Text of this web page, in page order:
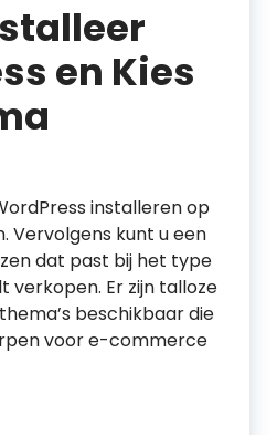
en Kies
installeren op
Vervolgens kunt u een
dat past bij het type
verkopen. Er zijn talloze
beschikbaar die
voor e-commerce